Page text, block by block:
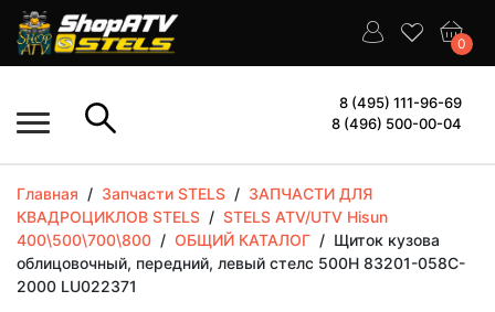
0
8 (495) 111-96-69
8 (496) 500-00-04
Главная / Запчасти STELS / ЗАПЧАСТИ ДЛЯ
КВАДРОЦИКЛОВ STELS / STELS ATV/UTV Hisun
400\500\700\800 / ОБЩИЙ КАТАЛОГ / Щиток кузова
облицовочный, передний, левый стелс 500H 83201-058C-
2000 LU022371